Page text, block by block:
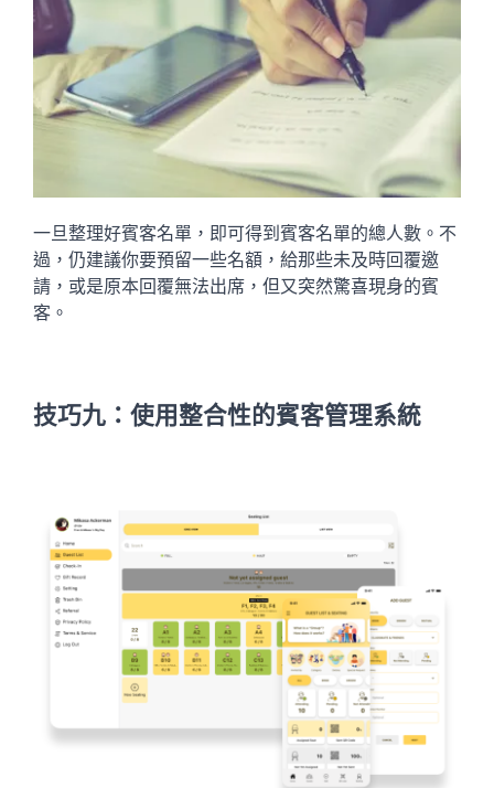
一旦整理好賓客名單，即可得到賓客名單的總人數。不
過，仍建議你要預留一些名額，給那些未及時回覆邀
請，或是原本回覆無法出席，但又突然驚喜現身的賓
客。
技巧九：使用整合性的賓客管理系統